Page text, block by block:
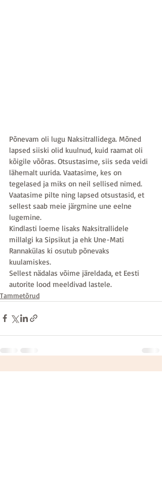
Põnevam oli lugu Naksitrallidega. Mõned
lapsed siiski olid kuulnud, kuid raamat oli
kõigile võõras. Otsustasime, siis seda veidi
lähemalt uurida. Vaatasime, kes on
tegelased ja miks on neil sellised nimed.
Vaatasime pilte ning lapsed otsustasid, et
sellest saab meie järgmine une eelne
lugemine.
Kindlasti loeme lisaks Naksitrallidele
millalgi ka Sipsikut ja ehk Une-Mati
Rannakülas ki osutub põnevaks
kuulamiskes.
Sellest nädalas võime järeldada, et Eesti
autorite lood meeldivad lastele.
Tammetõrud